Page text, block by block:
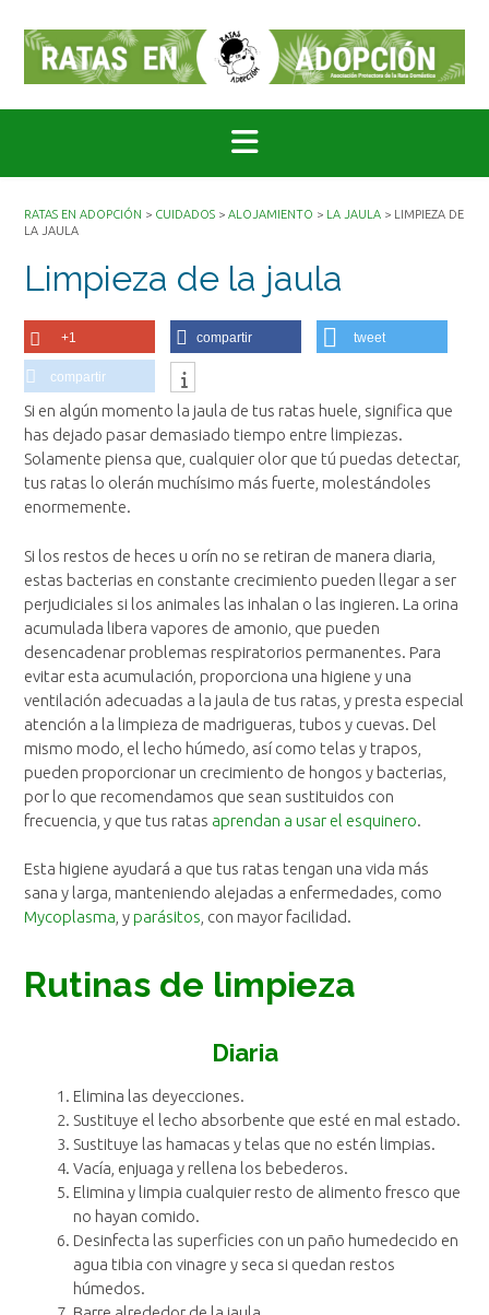
contenido
RATAS EN ADOPCIÓN > CUIDADOS > ALOJAMIENTO > LA JAULA > LIMPIEZA DE
LA JAULA
Limpieza de la jaula
+1 compartir tweet
compartir
Si en algún momento la jaula de tus ratas huele, significa que
has dejado pasar demasiado tiempo entre limpiezas.
Solamente piensa que, cualquier olor que tú puedas detectar,
tus ratas lo olerán muchísimo más fuerte, molestándoles
enormemente.
Si los restos de heces u orín no se retiran de manera diaria,
estas bacterias en constante crecimiento pueden llegar a ser
perjudiciales si los animales las inhalan o las ingieren. La orina
acumulada libera vapores de amonio, que pueden
desencadenar problemas respiratorios permanentes. Para
evitar esta acumulación, proporciona una higiene y una
ventilación adecuadas a la jaula de tus ratas, y presta especial
atención a la limpieza de madrigueras, tubos y cuevas. Del
mismo modo, el lecho húmedo, así como telas y trapos,
pueden proporcionar un crecimiento de hongos y bacterias,
por lo que recomendamos que sean sustituidos con
frecuencia, y que tus ratas aprendan a usar el esquinero.
Esta higiene ayudará a que tus ratas tengan una vida más
sana y larga, manteniendo alejadas a enfermedades, como
Mycoplasma , yparásitos , con mayor facilidad.
Rutinas de limpieza
Diaria
Elimina las deyecciones.
Sustituye el lecho absorbente que esté en mal estado.
Sustituye las hamacas y telas que no estén limpias.
Vacía, enjuaga y rellena los bebederos.
Elimina y limpia cualquier resto de alimento fresco que
no hayan comido.
Desinfecta las superficies con un paño humedecido en
agua tibia con vinagre y seca si quedan restos
húmedos.